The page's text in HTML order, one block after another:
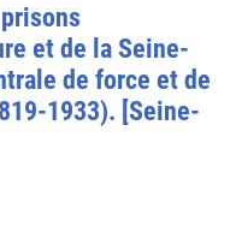
et de la Seine-
de force et de
1933). [Seine-